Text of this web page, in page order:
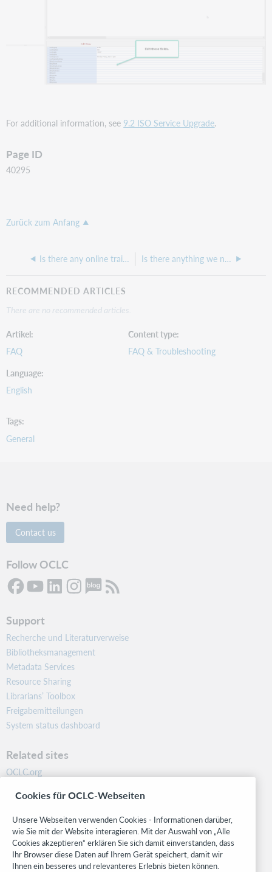
For additional information, see 9.2 ISO Service Upgrade.
Page ID
40295
Zurück zum Anfang
Is there any online training for ILLiad? Is there anything we need to do after adding an ILLiad Server Addon into the Customization Manager?
RECOMMENDED ARTICLES
There are no recommended articles.
Artikel
FAQ
Content type
FAQ & Troubleshooting
Language
English
Tags
General
Need help?
Contact us
Follow OCLC
Support
Recherche und Literaturverweise
Bibliotheksmanagement
Metadata Services
Resource Sharing
Librarians’ Toolbox
Freigabemitteilungen
System status dashboard
Related sites
OCLC.org
Community
Research
WebJunction
Developer Network
Cookies für OCLC-Webseiten
Unsere Webseiten verwenden Cookies - Informationen darüber,
wie Sie mit der Website interagieren. Mit der Auswahl von „Alle
Cookies akzeptieren“ erklären Sie sich damit einverstanden, dass
Ihr Browser diese Daten auf Ihrem Gerät speichert, damit wir
Ihnen ein besseres und relevanteres Erlebnis bieten können.